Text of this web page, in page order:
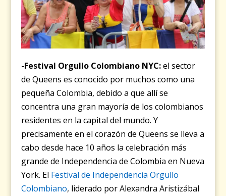
-Festival Orgullo Colombiano NYC:el sector
de Queens es conocido por muchos como una
pequeña Colombia, debido a que allí se
concentra una gran mayoría de los colombianos
residentes en la capital del mundo. Y
precisamente en el corazón de Queens se lleva a
cabo desde hace 10 años la celebración más
grande de Independencia de Colombia en Nueva
York. El Festival de Independencia Orgullo
Colombiano, liderado por Alexandra Aristizábal